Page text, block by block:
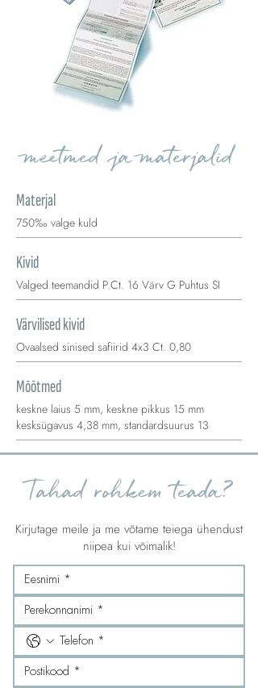
meetmed ja materjalid
Materjal
750‰ valge kuld
Kivid
Valged teemandid P.Ct. 16 Värv G Puhtus SI
Värvilised kivid
Ovaalsed sinised safiirid 4x3 Ct. 0,80
Mõõtmed
keskne laius 5 mm, keskne pikkus 15 mm
kesksügavus 4,38 mm, standardsuurus 13
Tahad rohkem teada?
Kirjutage meile ja me võtame teiega ühendust
niipea kui võimalik!